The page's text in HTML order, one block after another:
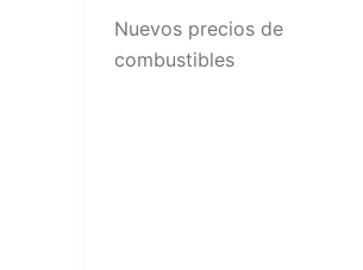
Nuevos precios de
combustibles